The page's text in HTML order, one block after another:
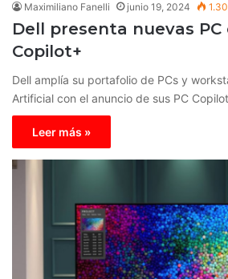
Maximiliano Fanelli junio 19, 2024
Dell presenta nuevas PC
Copilot+
Dell amplía su portafolio de PCs y
Artificial con el anuncio de sus PC
Leer más »